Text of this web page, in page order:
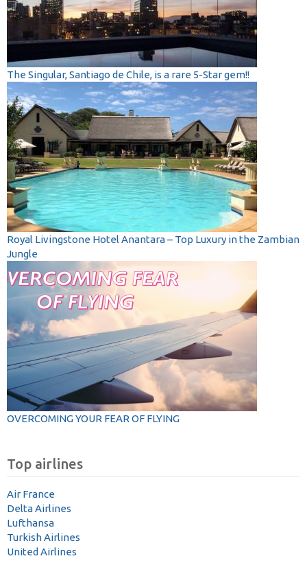
The Singular, Santiago de Chile, is a rare 5-Star gem!!
Royal Livingstone Hotel Anantara – Top Luxury in the Zambian
Jungle
OVERCOMING YOUR FEAR OF FLYING
Top airlines
Air France
Delta Airlines
Lufthansa
Turkish Airlines
United Airlines